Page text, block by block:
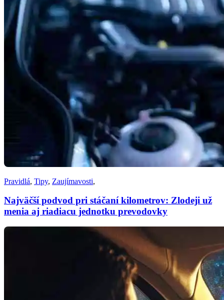
Pravidlá, Tipy, Zaujímavosti,
Najväčší podvod pri stáčaní kilometrov: Zlodeji už
menia aj riadiacu jednotku prevodovky